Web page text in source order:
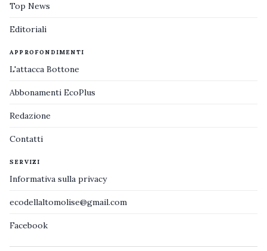
Top News
Editoriali
APPROFONDIMENTI
L'attacca Bottone
Abbonamenti EcoPlus
Redazione
Contatti
SERVIZI
Informativa sulla privacy
ecodellaltomolise@gmail.com
Facebook